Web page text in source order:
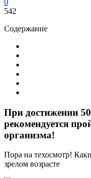
542
Содержание
При достижении 50
рекомендуется
организма!
Пора на техосмотр!
зрелом возрасте